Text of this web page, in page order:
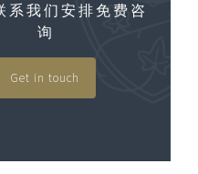
系 我 们 安 排 免 费 咨
询
Get in touch